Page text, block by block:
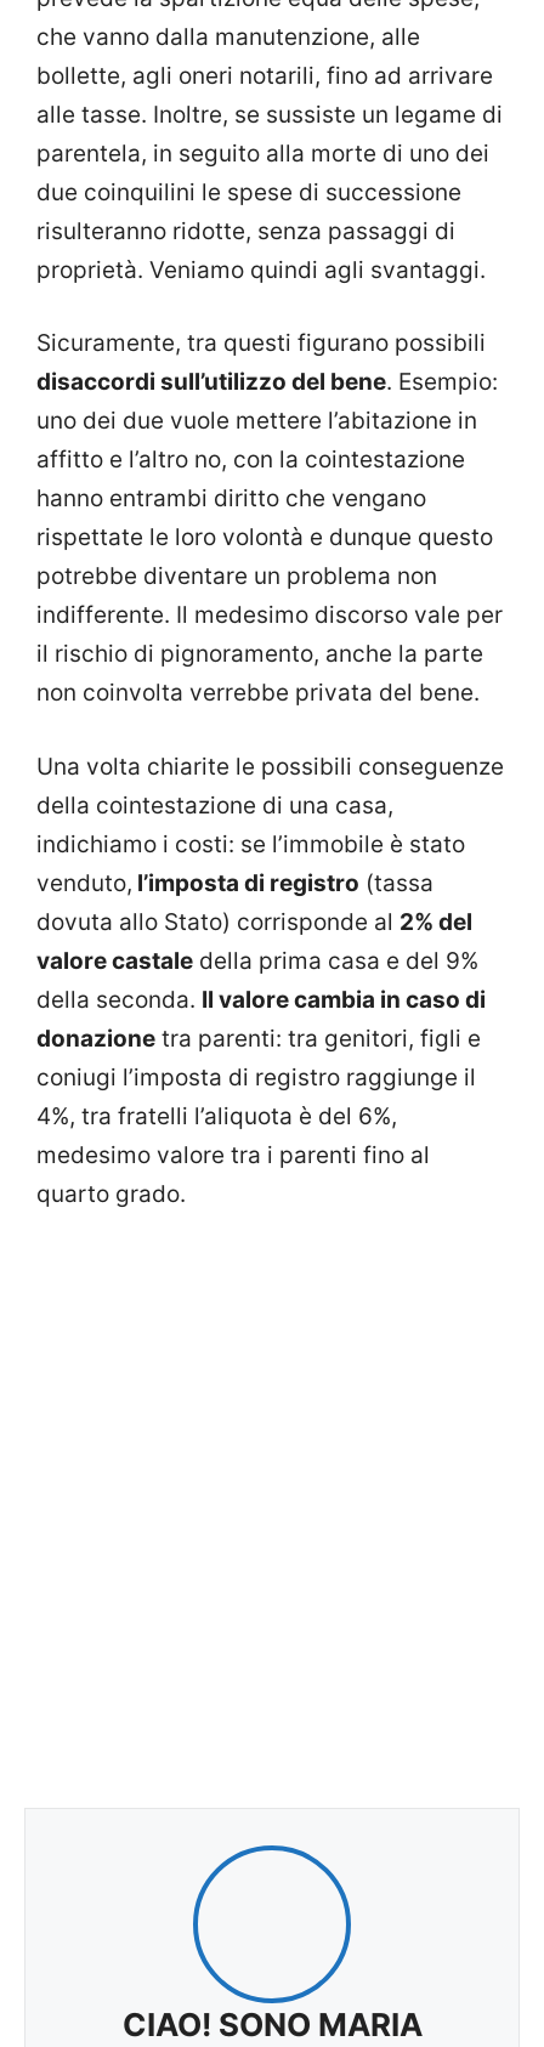
che vanno dalla manutenzione, alle
bollette, agli oneri notarili, fino ad arrivare
alle tasse. Inoltre, se sussiste un legame di
parentela, in seguito alla morte di uno dei
due coinquilini le spese di successione
risulteranno ridotte, senza passaggi di
proprietà. Veniamo quindi agli svantaggi.
Sicuramente, tra questi figurano possibili
disaccordi sull’utilizzo del bene. Esempio:
uno dei due vuole mettere l’abitazione in
affitto e l’altro no, con la cointestazione
hanno entrambi diritto che vengano
rispettate le loro volontà e dunque questo
potrebbe diventare un problema non
indifferente. Il medesimo discorso vale per
il rischio di pignoramento, anche la parte
non coinvolta verrebbe privata del bene.
Una volta chiarite le possibili conseguenze
della cointestazione di una casa,
indichiamo i costi: se l’immobile è stato
venduto, l’imposta di registro (tassa
dovuta allo Stato) corrisponde al 2% del
valore castale della prima casa e del 9%
della seconda. Il valore cambia in caso di
donazione tra parenti: tra genitori, figli e
coniugi l’imposta di registro raggiunge il
4%, tra fratelli l’aliquota è del 6%,
medesimo valore tra i parenti fino al
quarto grado.
CIAO! SONO MARIA